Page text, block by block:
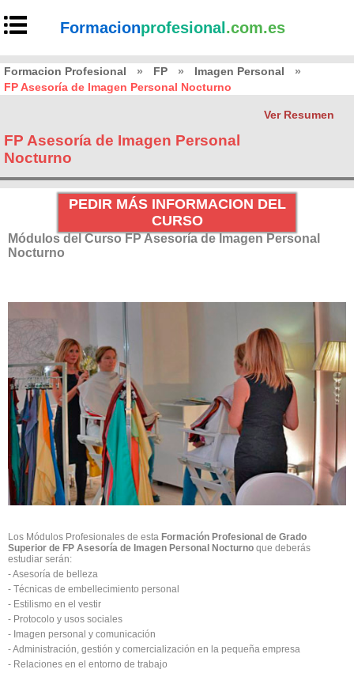
Formacionprofesional .com.es
Formacion Profesional » FP » Imagen Personal
»
FP Asesoría de Imagen Personal Nocturno
Ver Resumen
FP Asesoría de Imagen Personal
Nocturno
PEDIR MÁS INFORMACION DEL
CURSO
Módulos del Curso FP Asesoría de Imagen Personal
Nocturno
Los Módulos Profesionales de esta Formación Profesional de Grado
Superior de FP Asesoría de Imagen Personal Nocturno que deberás
estudiar serán:
- Asesoría de belleza
- Técnicas de embellecimiento personal
- Estilismo en el vestir
- Protocolo y usos sociales
- Imagen personal y comunicación
- Administración, gestión y comercialización en la pequeña empresa
- Relaciones en el entorno de trabajo